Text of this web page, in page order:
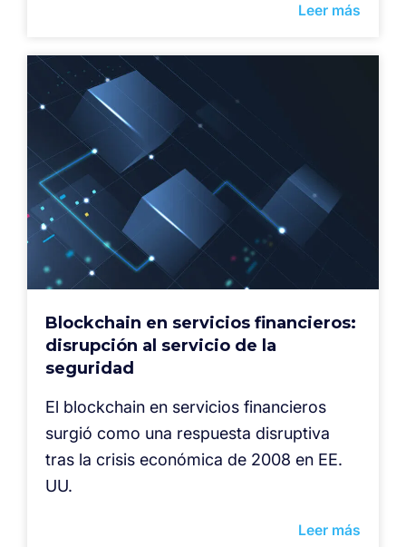
Leer más
Blockchain en servicios financieros:
disrupción al servicio de la
seguridad
El blockchain en servicios financieros
surgió como una respuesta disruptiva
tras la crisis económica de 2008 en EE.
UU.
Leer más